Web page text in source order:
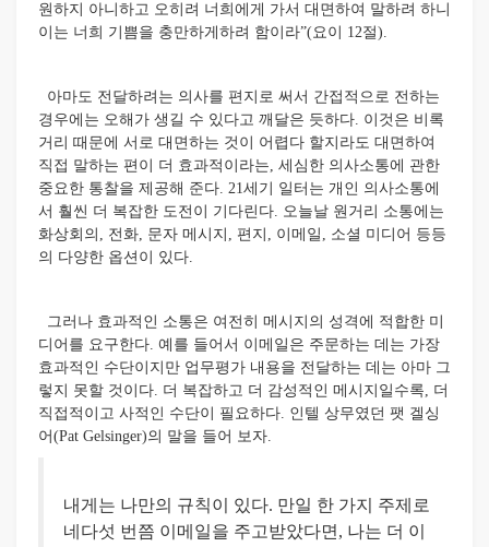
원하지 아니하고 오히려 너희에게 가서 대면하여 말하려 하니
이는 너희 기쁨을 충만하게하려 함이라”(요이 12절).
아마도 전달하려는 의사를 편지로 써서 간접적으로 전하는
경우에는 오해가 생길 수 있다고 깨달은 듯하다. 이것은 비록
거리 때문에 서로 대면하는 것이 어렵다 할지라도 대면하여
직접 말하는 편이 더 효과적이라는, 세심한 의사소통에 관한
중요한 통찰을 제공해 준다. 21세기 일터는 개인 의사소통에
서 훨씬 더 복잡한 도전이 기다린다. 오늘날 원거리 소통에는
화상회의, 전화, 문자 메시지, 편지, 이메일, 소셜 미디어 등등
의 다양한 옵션이 있다.
그러나 효과적인 소통은 여전히 메시지의 성격에 적합한 미
디어를 요구한다. 예를 들어서 이메일은 주문하는 데는 가장
효과적인 수단이지만 업무평가 내용을 전달하는 데는 아마 그
렇지 못할 것이다. 더 복잡하고 더 감성적인 메시지일수록, 더
직접적이고 사적인 수단이 필요하다. 인텔 상무였던 팻 겔싱
어(Pat Gelsinger)의 말을 들어 보자.
내게는 나만의 규칙이 있다. 만일 한 가지 주제로
네다섯 번쯤 이메일을 주고받았다면, 나는 더 이